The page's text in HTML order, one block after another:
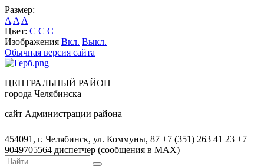
Размер:
A A A
Цвет: C C C
Изображения Вкл. Выкл.
Обычная версия сайта
ЦЕНТРАЛЬНЫЙ РАЙОН
города Челябинска
сайт Администрации района
454091, г. Челябинск, ул. Коммуны, 87 +7 (351) 263 41 23 +7
9049705564 диспетчер (сообщения в MAX)